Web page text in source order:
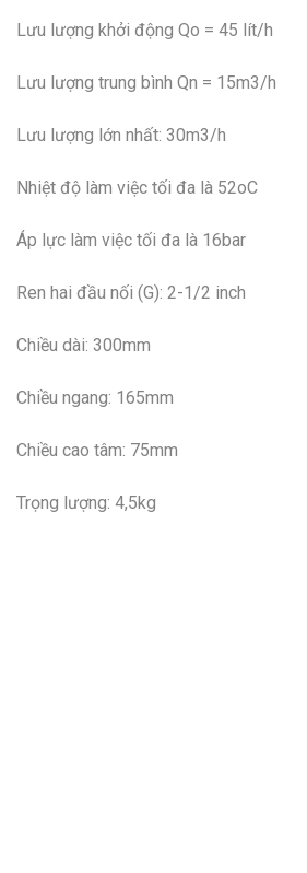
Lưu lượng khởi động Qo = 45 lít/h
Lưu lượng trung bình Qn = 15m3/h
Lưu lượng lớn nhất: 30m3/h
Nhiệt độ làm việc tối đa là 52oC
Áp lực làm việc tối đa là 16bar
Ren hai đầu nối (G): 2-1/2 inch
Chiều dài: 300mm
Chiều ngang: 165mm
Chiều cao tâm: 75mm
Trọng lượng: 4,5kg